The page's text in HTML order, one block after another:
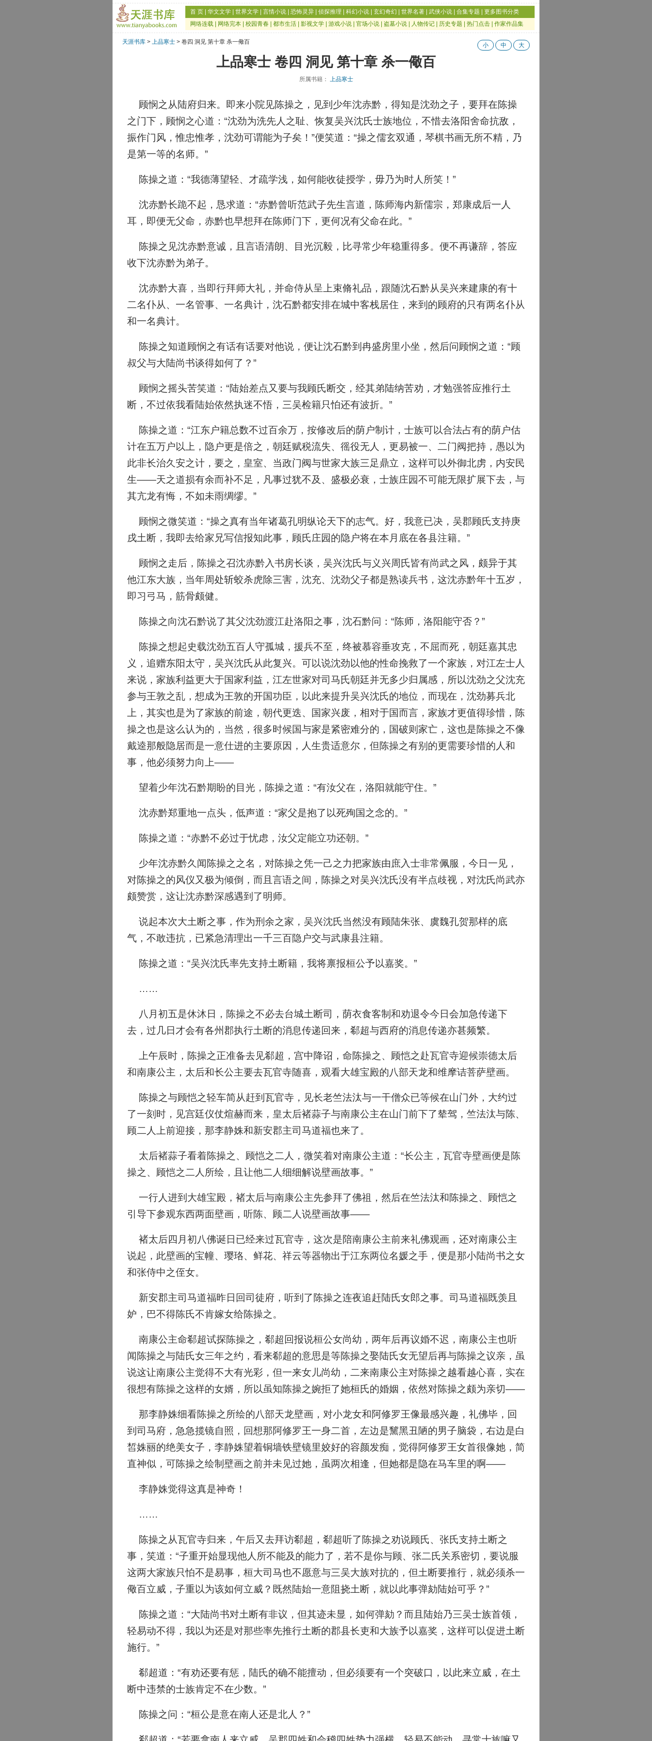
首 页 华文文学 世界文学 言情小说 恐怖灵异 侦探推理 科幻小说 玄幻奇幻 世界名著 武侠小说 合集专题
更多图书分类
网络连载
网络完本 校园青春 都市生活 影视文学 游戏小说 官场小说 盗墓小说 人物传记 历史专题 热门点击 作家作品集
天涯书库 > 上品寒士 > 卷四 洞见 第十章 杀一儆百 小 中 大
上品寒士 卷四 洞见 第十章 杀一儆百
所属书籍： 上品寒士
顾悯之从陆府归来。即来小院见陈操之，见到少年沈赤黔，得知是沈劲之子，要拜在陈操
之门下，顾悯之心道：“沈劲为洗先人之耻、恢复吴兴沈氏士族地位，不惜去洛阳舍命抗敌，
振作门风，惟忠惟孝，沈劲可谓能为子矣！”便笑道：“操之儒玄双通，琴棋书画无所不精，乃
是第一等的名师。”
陈操之道：“我德薄望轻、才疏学浅，如何能收徒授学，毋乃为时人所笑！”
沈赤黔长跪不起，恳求道：“赤黔曾听范武子先生言道，陈师海内新儒宗，郑康成后一人
耳，即便无父命，赤黔也早想拜在陈师门下，更何况有父命在此。”
陈操之见沈赤黔意诚，且言语清朗、目光沉毅，比寻常少年稳重得多。便不再谦辞，答应
收下沈赤黔为弟子。
沈赤黔大喜，当即行拜师大礼，并命侍从呈上束脩礼品，跟随沈石黔从吴兴来建康的有十
二名仆从、一名管事、一名典计，沈石黔都安排在城中客栈居住，来到的顾府的只有两名仆从
和一名典计。
陈操之知道顾悯之有话有话要对他说，便让沈石黔到冉盛房里小坐，然后问顾悯之道：“顾
叔父与大陆尚书谈得如何了？”
顾悯之摇头苦笑道：“陆始差点又要与我顾氏断交，经其弟陆纳苦劝，才勉强答应推行土
断，不过依我看陆始依然执迷不悟，三吴检籍只怕还有波折。”
陈操之道：“江东户籍总数不过百余万，按修改后的荫户制计，士族可以合法占有的荫户估
计在五万户以上，隐户更是倍之，朝廷赋税流失、徭役无人，更易被一、二门阀把持，愚以为
此非长治久安之计，要之，皇室、当政门阀与世家大族三足鼎立，这样可以外御北虏，内安民
生——天之道损有余而补不足，凡事过犹不及、盛极必衰，士族庄园不可能无限扩展下去，与
其亢龙有悔，不如未雨绸缪。”
顾悯之微笑道：“操之真有当年诸葛孔明纵论天下的志气。好，我意已决，吴郡顾氏支持庚
戌土断，我即去给家兄写信报知此事，顾氏庄园的隐户将在本月底在各县注籍。”
顾悯之走后，陈操之召沈赤黔入书房长谈，吴兴沈氏与义兴周氏皆有尚武之风，颇异于其
他江东大族，当年周处斩蛟杀虎除三害，沈充、沈劲父子都是熟读兵书，这沈赤黔年十五岁，
即习弓马，筋骨颇健。
陈操之向沈石黔说了其父沈劲渡江赴洛阳之事，沈石黔问：“陈师，洛阳能守否？”
陈操之想起史载沈劲五百人守孤城，援兵不至，终被慕容垂攻克，不屈而死，朝廷嘉其忠
义，追赠东阳太守，吴兴沈氏从此复兴。可以说沈劲以他的性命挽救了一个家族，对江左士人
来说，家族利益更大于国家利益，江左世家对司马氏朝廷并无多少归属感，所以沈劲之父沈充
参与王敦之乱，想成为王敦的开国功臣，以此来提升吴兴沈氏的地位，而现在，沈劲募兵北
上，其实也是为了家族的前途，朝代更迭、国家兴废，相对于国而言，家族才更值得珍惜，陈
操之也是这么认为的，当然，很多时候国与家是紧密难分的，国破则家亡，这也是陈操之不像
戴逵那般隐居而是一意仕进的主要原因，人生贵适意尔，但陈操之有别的更需要珍惜的人和
事，他必须努力向上——
望着少年沈石黔期盼的目光，陈操之道：“有汝父在，洛阳就能守住。”
沈赤黔郑重地一点头，低声道：“家父是抱了以死殉国之念的。”
陈操之道：“赤黔不必过于忧虑，汝父定能立功还朝。”
少年沈赤黔久闻陈操之之名，对陈操之凭一己之力把家族由庶入士非常佩服，今日一见，
对陈操之的风仪又极为倾倒，而且言语之间，陈操之对吴兴沈氏没有半点歧视，对沈氏尚武亦
颇赞赏，这让沈赤黔深感遇到了明师。
说起本次大土断之事，作为刑余之家，吴兴沈氏当然没有顾陆朱张、虞魏孔贺那样的底
气，不敢违抗，已紧急清理出一千三百隐户交与武康县注籍。
陈操之道：“吴兴沈氏率先支持土断籍，我将禀报桓公予以嘉奖。”
……
八月初五是休沐日，陈操之不必去台城土断司，荫衣食客制和劝退令今日会加急传递下
去，过几日才会有各州郡执行土断的消息传递回来，郗超与西府的消息传递亦甚频繁。
上午辰时，陈操之正准备去见郗超，宫中降诏，命陈操之、顾恺之赴瓦官寺迎候崇德太后
和南康公主，太后和长公主要去瓦官寺随喜，观看大雄宝殿的八部天龙和维摩诘菩萨壁画。
陈操之与顾恺之轻车简从赶到瓦官寺，见长老竺法汰与一干僧众已等候在山门外，大约过
了一刻时，见宫廷仪仗煊赫而来，皇太后褚蒜子与南康公主在山门前下了辇驾，竺法汰与陈、
顾二人上前迎接，那李静姝和新安郡主司马道福也来了。
太后褚蒜子看着陈操之、顾恺之二人，微笑着对南康公主道：“长公主，瓦官寺壁画便是陈
操之、顾恺之二人所绘，且让他二人细细解说壁画故事。”
一行人进到大雄宝殿，褚太后与南康公主先参拜了佛祖，然后在竺法汰和陈操之、顾恺之
引导下参观东西两面壁画，听陈、顾二人说壁画故事——
褚太后四月初八佛诞日已经来过瓦官寺，这次是陪南康公主前来礼佛观画，还对南康公主
说起，此壁画的宝幢、璎珞、鲜花、祥云等器物出于江东两位名媛之手，便是那小陆尚书之女
和张侍中之侄女。
新安郡主司马道福昨日回司徒府，听到了陈操之连夜追赶陆氏女郎之事。司马道福既羡且
妒，巴不得陈氏不肯嫁女给陈操之。
南康公主命郗超试探陈操之，郗超回报说桓公女尚幼，两年后再议婚不迟，南康公主也听
闻陈操之与陆氏女三年之约，看来郗超的意思是等陈操之娶陆氏女无望后再与陈操之议亲，虽
说这让南康公主觉得不大有光彩，但一来女儿尚幼，二来南康公主对陈操之越看越心喜，实在
很想有陈操之这样的女婿，所以虽知陈操之婉拒了她桓氏的婚姻，依然对陈操之颇为亲切——
那李静姝细看陈操之所绘的八部天龙壁画，对小龙女和阿修罗王像最感兴趣，礼佛毕，回
到司马府，急急揽镜自照，回想那阿修罗王一身二首，左边是黧黑丑陋的男子脑袋，右边是白
皙姝丽的绝美女子，李静姝望着铜墙铁壁镜里姣好的容颜发痴，觉得阿修罗王女首很像她，简
直神似，可陈操之绘制壁画之前并未见过她，虽两次相逢，但她都是隐在马车里的啊——
李静姝觉得这真是神奇！
……
陈操之从瓦官寺归来，午后又去拜访郗超，郗超听了陈操之劝说顾氏、张氏支持土断之
事，笑道：“子重开始显现他人所不能及的能力了，若不是你与顾、张二氏关系密切，要说服
这两大家族只怕不是易事，桓大司马也不愿意与三吴大族对抗的，但土断要推行，就必须杀一
儆百立威，子重以为该如何立威？既然陆始一意阻挠土断，就以此事弹劾陆始可乎？”
陈操之道：“大陆尚书对土断有非议，但其迹未显，如何弹劾？而且陆始乃三吴士族首领，
轻易动不得，我以为还是对那些率先推行土断的郡县长吏和大族予以嘉奖，这样可以促进土断
施行。”
郗超道：“有劝还要有惩，陆氏的确不能擅动，但必须要有一个突破口，以此来立威，在土
断中违禁的士族肯定不在少数。”
陈操之问：“桓公是意在南人还是北人？”